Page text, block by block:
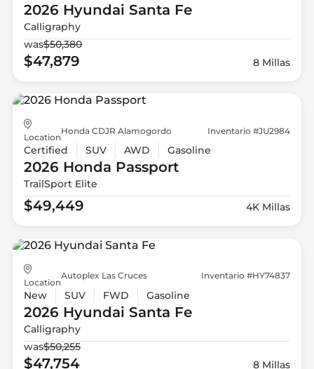
2026 Hyundai Santa Fe
Calligraphy
was$50,380
$47,879 8 Millas
Location
Honda CDJR Alamogordo Inventario #JU2984
Certified SUV AWD Gasoline
2026 Honda Passport
TrailSport Elite
$49,449 4K Millas
Location
Autoplex Las Cruces Inventario #HY74837
New SUV FWD Gasoline
2026 Hyundai Santa Fe
Calligraphy
was$50,255
$47,754 8 Millas